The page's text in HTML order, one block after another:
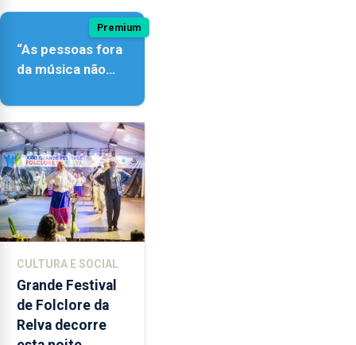
Premium
“As pessoas fora
da música não
quão difícil é
produzir uma
música”
CULTURA E SOCIAL
Grande Festival
de Folclore da
Relva decorre